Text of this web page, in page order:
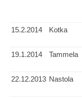
15.2.2014
Kotka
19.1.2014
Tammela
22.12.2013 Nastola